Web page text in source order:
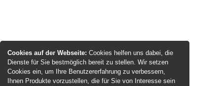
Cookies auf der Webseite:Cookies helfen uns dabei, die
Dienste für Sie bestmöglich bereit zu stellen. Wir setzen
Cookies ein, um Ihre Benutzererfahrung zu verbessern,
Ihnen Produkte vorzustellen, die für Sie von Interesse sein